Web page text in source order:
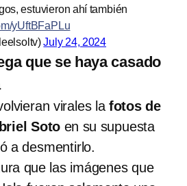
estuvieron ahí también
yUftBFaPLu
July 24, 2024
que se haya casado
virales lafotos de
Soto en su supuesta
a desmentirlo.
que las imágenes que